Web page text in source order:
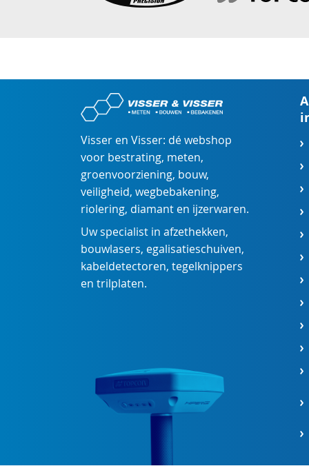
Visser en Visser: dé webshop
voor bestrating, meten,
groenvoorziening, bouw,
veiligheid, wegbebakening,
riolering, diamant en ijzerwaren.
Uw specialist in afzethekken,
bouwlasers, egalisatieschuiven,
kabeldetectoren, tegelknippers
en trilplaten.